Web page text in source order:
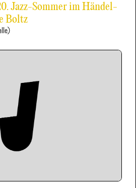
Jazz-Sommer im Händel-
Boltz